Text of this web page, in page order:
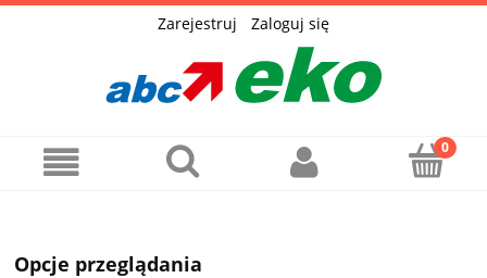
Zarejestruj Zaloguj się
Opcje przeglądania